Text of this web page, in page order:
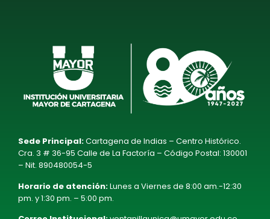
Sede Principal:Cartagena de Indias – Centro Histórico.
Cra. 3 # 36-95 Calle de La Factoría – Código Postal: 130001
– Nit. 890480054-5
Horario de atención:Lunes a Viernes de 8:00 am.-12:30
pm. y 1:30 pm. – 5:00 pm.